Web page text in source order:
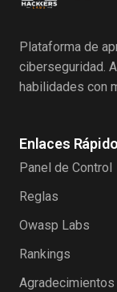
Plataforma de
ciberseguridad.
habilidades con
Enlaces
Panel de Control
Reglas
Owasp Labs
Rankings
Agradecimientos